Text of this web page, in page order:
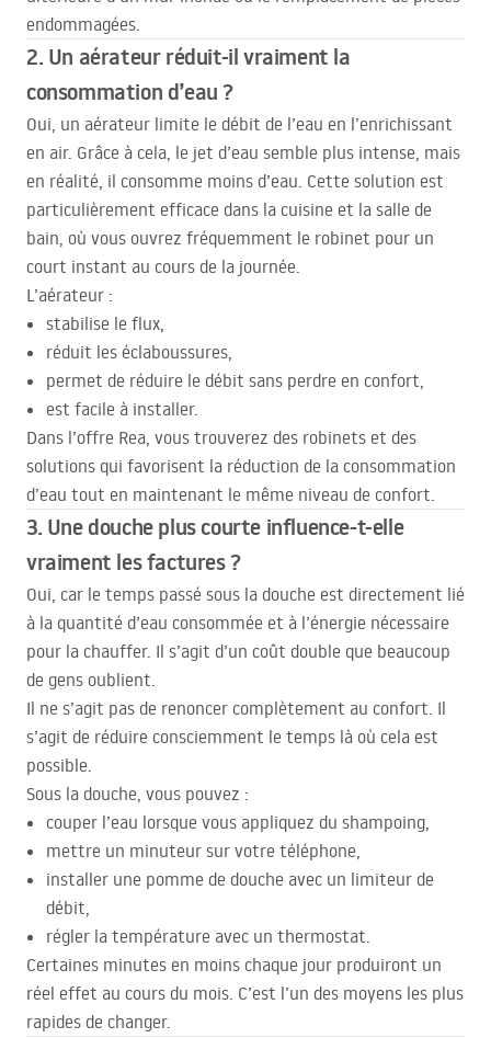
endommagées.
2. Un aérateur réduit-il vraiment la
consommation d’eau ?
Oui, un aérateur limite le débit de l’eau en l’enrichissant
en air. Grâce à cela, le jet d’eau semble plus intense, mais
en réalité, il consomme moins d’eau. Cette solution est
particulièrement efficace dans la cuisine et la salle de
bain, où vous ouvrez fréquemment le robinet pour un
court instant au cours de la journée.
L’aérateur :
stabilise le flux,
réduit les éclaboussures,
permet de réduire le débit sans perdre en confort,
est facile à installer.
Dans l’offre Rea, vous trouverez des robinets et des
solutions qui favorisent la réduction de la consommation
d’eau tout en maintenant le même niveau de confort.
3. Une douche plus courte influence-t-elle
vraiment les factures ?
Oui, car le temps passé sous la douche est directement lié
à la quantité d’eau consommée et à l’énergie nécessaire
pour la chauffer. Il s’agit d’un coût double que beaucoup
de gens oublient.
Il ne s’agit pas de renoncer complètement au confort. Il
s’agit de réduire consciemment le temps là où cela est
possible.
Sous la douche, vous pouvez :
couper l’eau lorsque vous appliquez du shampoing,
mettre un minuteur sur votre téléphone,
installer une pomme de douche avec un limiteur de
débit,
régler la température avec un thermostat.
Certaines minutes en moins chaque jour produiront un
réel effet au cours du mois. C’est l’un des moyens les plus
rapides de changer.